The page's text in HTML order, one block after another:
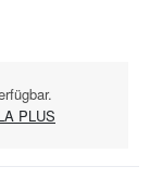
PLUS